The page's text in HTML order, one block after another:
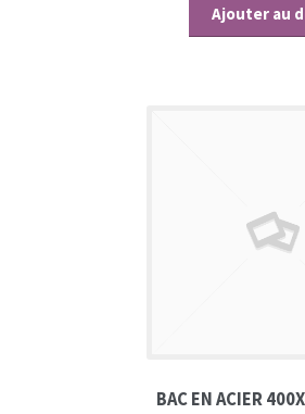
Ajouter au
BAC EN ACIER